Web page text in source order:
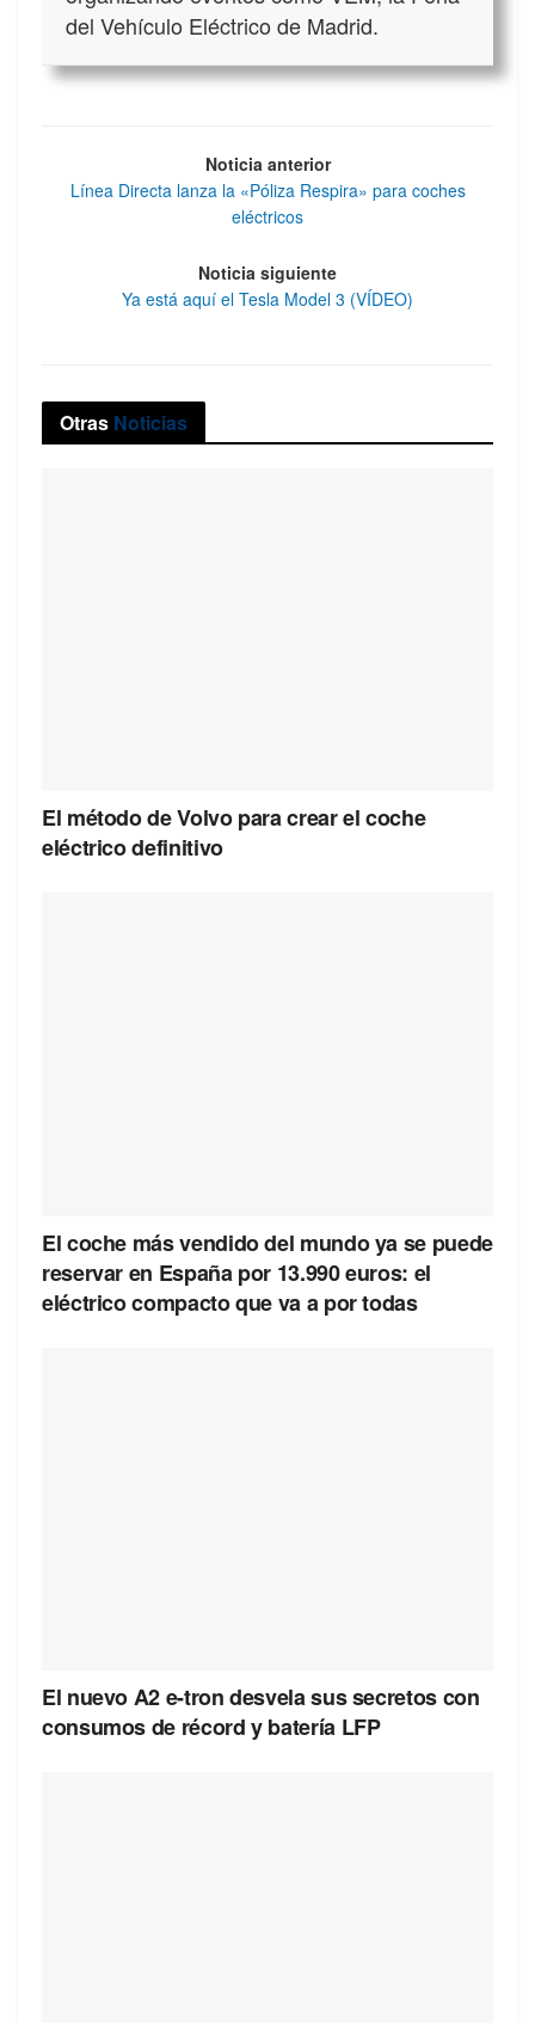
del Vehículo Eléctrico de Madrid.
Noticia anterior
Línea Directa lanza la «Póliza Respira» para coches
eléctricos
Noticia siguiente
Ya está aquí el Tesla Model 3 (VÍDEO)
Otras Noticias
El método de Volvo para crear el coche
eléctrico definitivo
El coche más vendido del mundo ya se puede
reservar en España por 13.990 euros: el
eléctrico compacto que va a por todas
El nuevo A2 e-tron desvela sus secretos con
consumos de récord y batería LFP